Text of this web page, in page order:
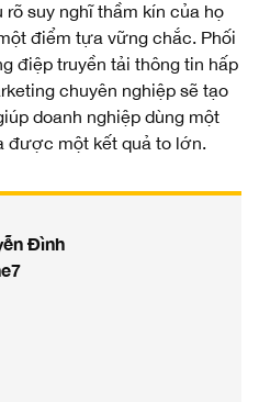
suy nghĩ thầm kín của họ
điểm tựa vững chắc. Phối
điệp truyền tải thông tin hấp
chuyên nghiệp sẽ tạo
doanh nghiệp dùng một
được một kết quả to lớn.